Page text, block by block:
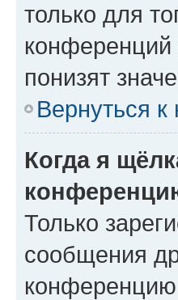
только для
конференций
понизят
Вернуться к
Когда я
Только
сообщения
конференцию